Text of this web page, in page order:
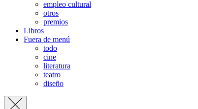
empleo cultural
otros
premios
Libros
Fuera de menú
todo
cine
literatura
teatro
diseño